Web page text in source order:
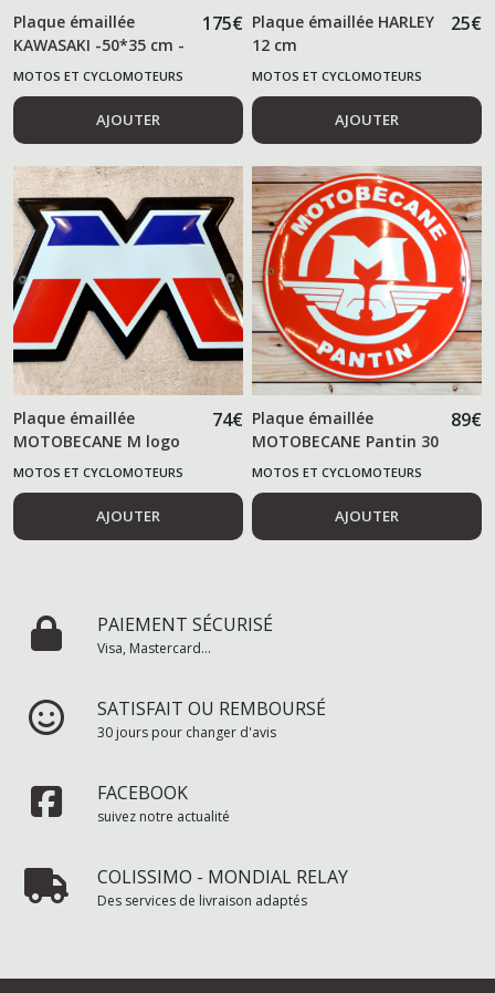
Plaque émaillée
KAWASAKI -50*35 cm -
175€
MOTOS ET CYCLOMOTEURS
AJOUTER
Plaque émaillée HARLEY
12 cm
25€
MOTOS ET CYCLOMOTEURS
AJOUTER
Plaque émaillée
MOTOBECANE M logo
74€
MOTOS ET CYCLOMOTEURS
AJOUTER
Plaque émaillée
MOTOBECANE Pantin 30
cm
89€
MOTOS ET CYCLOMOTEURS
AJOUTER
PAIEMENT SÉCURISÉ
Visa, Mastercard...
SATISFAIT OU REMBOURSÉ
30 jours pour changer d'avis
FACEBOOK
suivez notre actualité
COLISSIMO - MONDIAL RELAY
Des services de livraison adaptés